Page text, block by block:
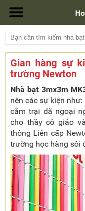
Gian hàng sự
trường Newton
Nhà bạt 3mx3m
nên các sự kiện
cắm trại dã ngoại
cho thầy cô giáo
thông Liên cấp
trường học hàng sôi